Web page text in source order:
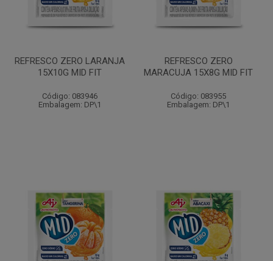
REFRESCO ZERO LARANJA
15X10G MID FIT
Código: 083946
Embalagem: DP\1
REFRESCO ZERO
MARACUJA 15X8G MID FIT
Código: 083955
Embalagem: DP\1